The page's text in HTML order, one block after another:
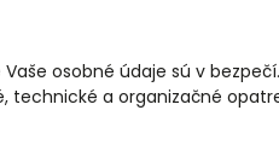
osobné údaje sú v
a organizačné